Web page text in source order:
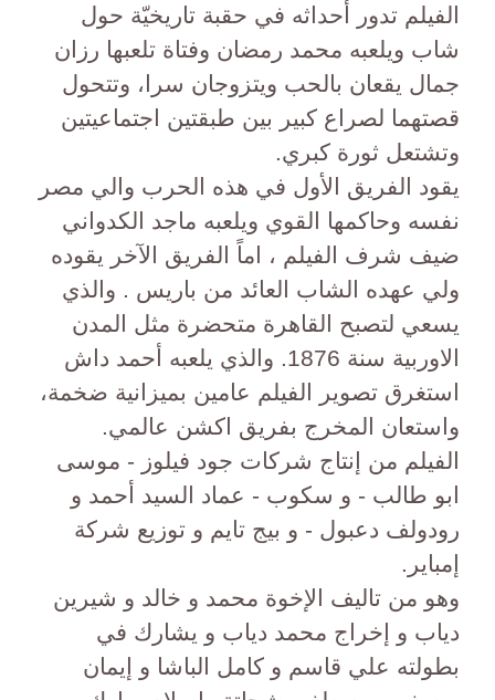
الفيلم تدور أحداثه في حقبة تاريخيّة حول
شاب ويلعبه محمد رمضان وفتاة تلعبها رزان
جمال يقعان بالحب ويتزوجان سرا، وتتحول
قصتهما لصراع كبير بين طبقتين اجتماعيتين
وتشتعل ثورة كبري.
يقود الفريق الأول في هذه الحرب والي مصر
نفسه وحاكمها القوي ويلعبه ماجد الكدواني
ضيف شرف الفيلم ، اماً الفريق الآخر يقوده
ولي عهده الشاب العائد من باريس . والذي
يسعي لتصبح القاهرة متحضرة مثل المدن
الاوربية سنة 1876. والذي يلعبه أحمد داش
استغرق تصوير الفيلم عامين بميزانية ضخمة،
واستعان المخرج بفريق اكشن عالمي.
الفيلم من إنتاج شركات جود فيلوز - موسى
ابو طالب - و سكوب - عماد السيد أحمد و
رودولف دعبول - و بيج تايم و توزيع شركة
إمباير.
وهو من تاليف الإخوة محمد و خالد و شيرين
دياب و إخراج محمد دياب و يشارك في
بطولته علي قاسم و كامل الباشا و إيمان